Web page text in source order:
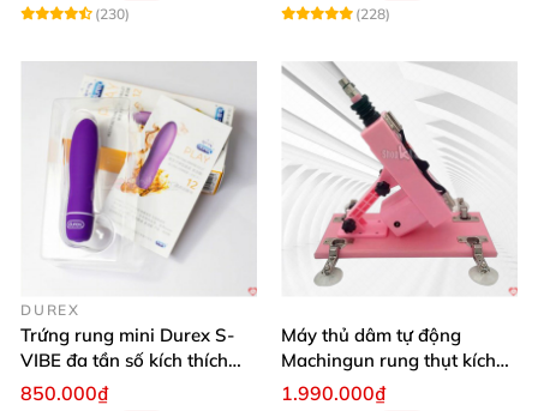
(230)
(228)
DUREX
Trứng rung mini Durex S-
VIBE đa tần số kích thích
điểm G
850.000₫
Máy thủ dâm tự động
Machingun rung thụt kích
thích âm đạo cực phê
1.990.000₫